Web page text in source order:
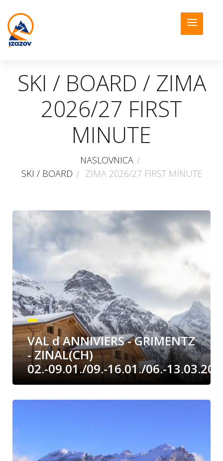
SKI / BOARD / ZIMA
2026/27 FIRST
MINUTE
NASLOVNICA
SKI / BOARD
ZIMA 2026/27 FIRST MINUTE
VAL d ANNIVIERS - GRIMENTZ
- ZINAL(CH)
02.-09.01./09.-16.01./06.-